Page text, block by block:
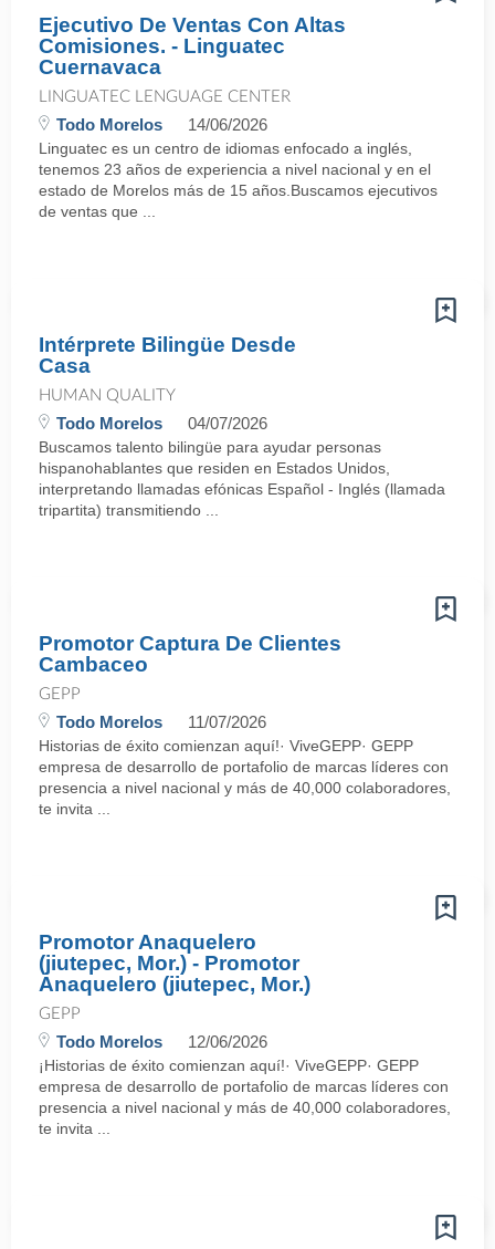
Ejecutivo De Ventas Con Altas
Comisiones. - Linguatec
Cuernavaca
LINGUATEC LENGUAGE CENTER
Todo Morelos 14/06/2026
Linguatec es un centro de idiomas enfocado a inglés,
tenemos 23 años de experiencia a nivel nacional y en el
estado de Morelos más de 15 años.Buscamos ejecutivos
de ventas que ...
Intérprete Bilingüe Desde
Casa
HUMAN QUALITY
Todo Morelos 04/07/2026
Buscamos talento bilingüe para ayudar personas
hispanohablantes que residen en Estados Unidos,
interpretando llamadas efónicas Español - Inglés (llamada
tripartita) transmitiendo ...
Promotor Captura De Clientes
Cambaceo
GEPP
Todo Morelos 11/07/2026
Historias de éxito comienzan aquí!· ViveGEPP· GEPP
empresa de desarrollo de portafolio de marcas líderes con
presencia a nivel nacional y más de 40,000 colaboradores,
te invita ...
Promotor Anaquelero
(jiutepec, Mor.) - Promotor
Anaquelero (jiutepec, Mor.)
GEPP
Todo Morelos 12/06/2026
¡Historias de éxito comienzan aquí!· ViveGEPP· GEPP
empresa de desarrollo de portafolio de marcas líderes con
presencia a nivel nacional y más de 40,000 colaboradores,
te invita ...